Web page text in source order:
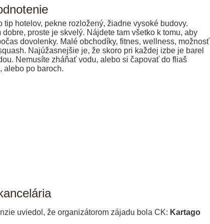
tip hotelov, pekne rozložený, žiadne vysoké budovy.
dobre, proste je skvelý. Nájdete tam všetko k tomu, aby
dovolenky. Malé obchodíky, fitnes, wellness, možnosť
Najúžasnejšie je, že skoro pri každej izbe je barel
Nemusíte zháňať vodu, alebo si čapovať do fliaš
alebo po baroch.
uviedol, že organizátorom zájadu bola CK: Kartago